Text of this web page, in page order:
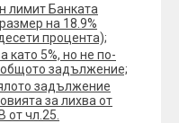
лимит Банката
на 18.9%
процента);
като 5%, но не по-
общото задължение;
задължение
за лихва от
чл.25.